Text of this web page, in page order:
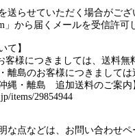
送らせていただく場合がござ
」から届くメールを受信許可
て】
客様につきましては、送料無
離島のお客様につきましては
縄・離島 追加送料のご案内
items/29854944
な点などは、お問い合わせ